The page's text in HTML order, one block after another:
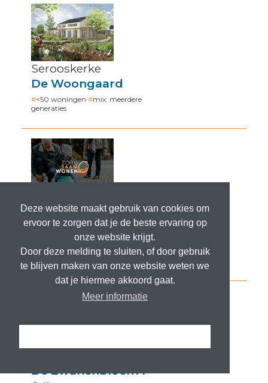
Deze website maakt gebruik van cookies om
ervoor te zorgen dat je de beste ervaring op
onze website krijgt.
Door deze melding te sluiten, of door gebruik
te blijven maken van onze website weten we
dat je hiermee akkoord gaat.
Meer informatie